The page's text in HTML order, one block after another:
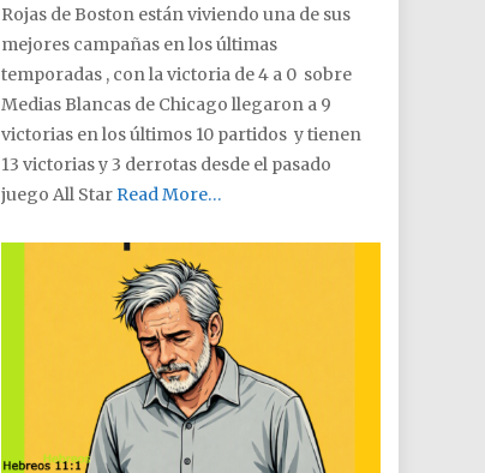
Rojas de Boston están viviendo una de sus
mejores campañas en los últimas
temporadas , con la victoria de 4 a 0 sobre
Medias Blancas de Chicago llegaron a 9
victorias en los últimos 10 partidos y tienen
13 victorias y 3 derrotas desde el pasado
juego All Star Read More…